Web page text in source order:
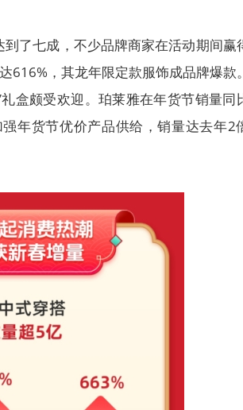
了七成，不少品牌商家在活动期间赢
616%，其龙年限定款服饰成品牌爆款
盒颇受欢迎。珀莱雅在年货节销量同
年货节优价产品供给，销量达去年2